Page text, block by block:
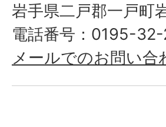
岩手県二戸郡一戸町
電話番号：0195-
メールでのお問い合